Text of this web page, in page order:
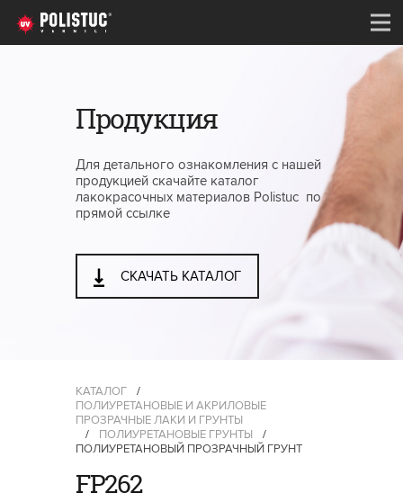
Продукция
Для детального ознакомления с нашей
продукцией скачайте каталог
лакокрасочных материалов Polistuc по
прямой ссылке
СКАЧАТЬ КАТАЛОГ
КАТАЛОГ
/
ПОЛИУРЕТАНОВЫЕ И АКРИЛОВЫЕ
ПРОЗРАЧНЫЕ ЛАКИ И ГРУНТЫ
/
ПОЛИУРЕТАНОВЫЕ ГРУНТЫ
/
ПОЛИУРЕТАНОВЫЙ ПРОЗРАЧНЫЙ ГРУНТ
FP262